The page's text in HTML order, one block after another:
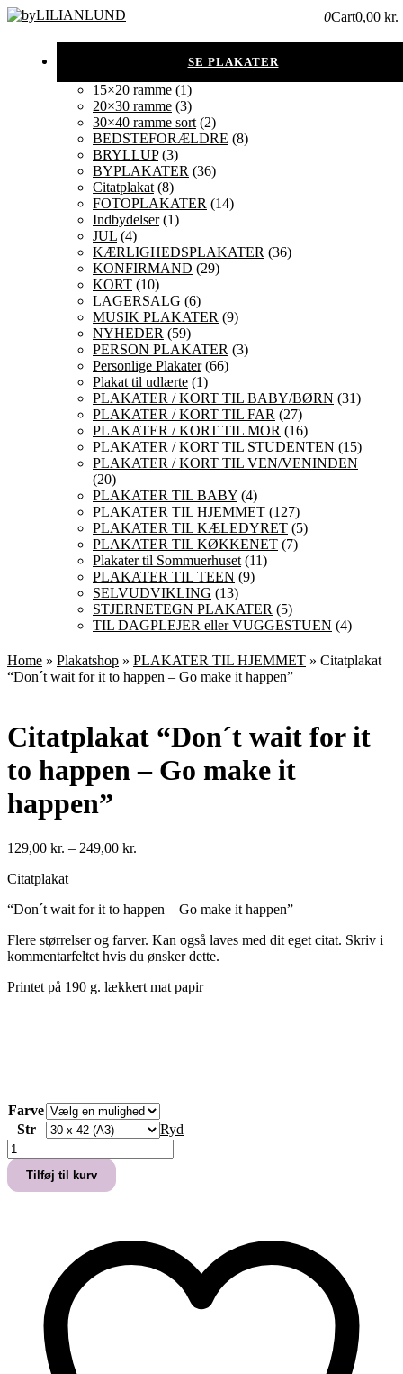
0Cart0,00 kr.
15×20 ramme (1)
20×30 ramme (3)
30×40 ramme sort (2)
BEDSTEFORÆLDRE (8)
BRYLLUP(3)
BYPLAKATER (36)
Citatplakat (8)
FOTOPLAKATER (14)
Indbydelser(1)
JUL (4)
KÆRLIGHEDSPLAKATER (36)
KONFIRMAND (29)
KORT (10)
LAGERSALG (6)
MUSIK PLAKATER (9)
NYHEDER (59)
PERSON PLAKATER (3)
Personlige Plakater(66)
Plakat til udlærte (1)
PLAKATER / KORT TIL BABY/BØRN (31)
PLAKATER / KORT TIL FAR (27)
PLAKATER / KORT TIL MOR (16)
PLAKATER / KORT TIL STUDENTEN (15)
PLAKATER / KORT TIL VEN/VENINDEN
(20)
PLAKATER TIL BABY (4)
PLAKATER TIL HJEMMET (127)
PLAKATER TIL KÆLEDYRET (5)
PLAKATER TIL KØKKENET (7)
Plakater til Sommuerhuset (11)
PLAKATER TIL TEEN (9)
SELVUDVIKLING (13)
STJERNETEGN PLAKATER (5)
TIL DAGPLEJER eller VUGGESTUEN (4)
Home » Plakatshop » PLAKATER TIL HJEMMET » Citatplakat
“Don´t wait for it to happen – Go make it happen”
Citatplakat “Don´t wait for it
to happen – Go make it
happen”
129,00 kr. – 249,00 kr.
Citatplakat
“Don´t wait for it to happen – Go make it happen”
Flere størrelser og farver. Kan også laves med dit eget citat. Skriv i
kommentarfeltet hvis du ønsker dette.
Printet på 190 g. lækkert mat papir
Farve
Str
Ryd
Citatplakat
“Don
wait
happen”
Tilføj til kurv